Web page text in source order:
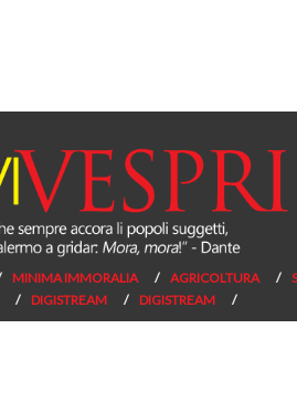
MINIMA IMMORALIA AGRICOLTURA
DIGISTREAM DIGISTREAM